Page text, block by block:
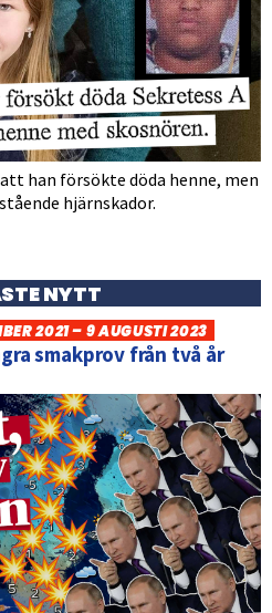
han försökte döda henne, men
hjärnskador.
NYTT
2021 – 9 AUGUSTI 2023
smakprov från två år